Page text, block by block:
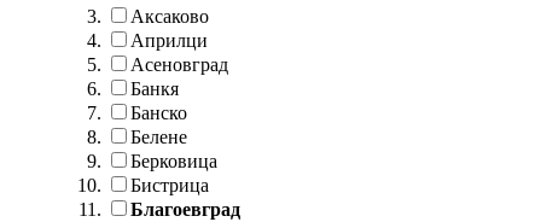
Аксаково
Априлци
Асеновград
Банкя
Банско
Белене
Берковица
Бистрица
Благоевград